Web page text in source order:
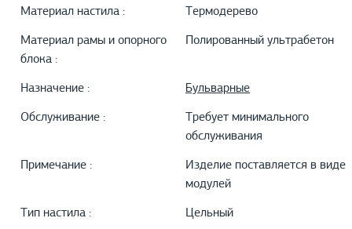
Материал настила : Термодерево
Материал рамы и опорного
блока :
Полированный ультрабетон
Назначение : Бульварные
Обслуживание :
Требует минимального
обслуживания
Примечание :
Изделие поставляется в виде
модулей
Тип настила : Цельный